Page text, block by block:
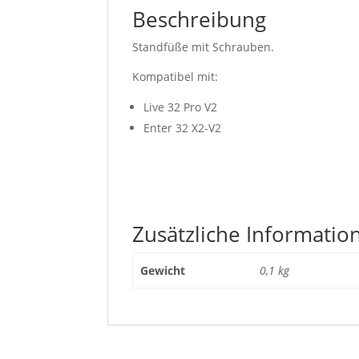
Beschreibung
Standfüße mit Schrauben.
Kompatibel mit:
Live 32 Pro V2
Enter 32 X2-V2
Zusätzliche
Gewicht 0,1 kg